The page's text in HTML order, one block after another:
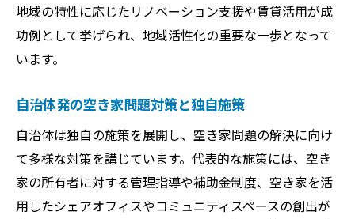
地域の特性に応じたリノベーション支援や賃貸活用が成
功例として挙げられ、地域活性化の重要な一歩となって
います。
自治体発の空き家問題対策と独自施策
自治体は独自の施策を展開し、空き家問題の解決に向け
て多様な対策を講じています。代表的な施策には、空き
家の所有者に対する管理指導や補助金制度、空き家を活
用したシェアオフィスやコミュニティスペースの創出が